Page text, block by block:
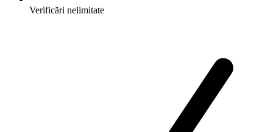
Verificări nelimitate